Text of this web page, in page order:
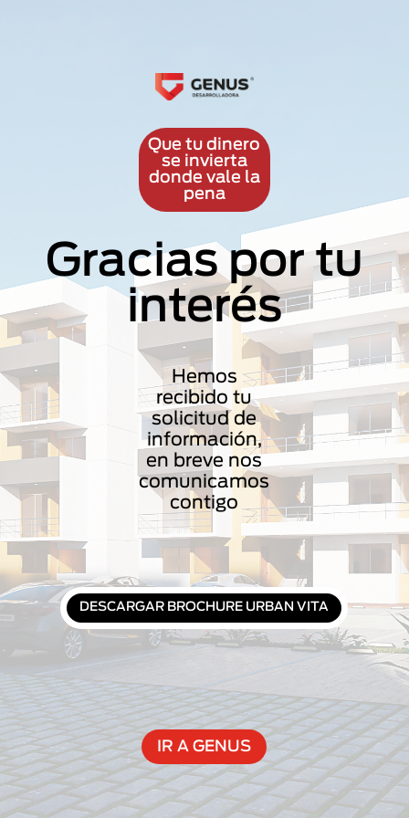
Que tu dinero
se invierta
donde vale la
pena
Gracias por tu
interés
Hemos
recibido tu
solicitud de
información,
en breve nos
comunicamos
contigo
DESCARGAR BROCHURE URBAN VITA
IR A GENUS